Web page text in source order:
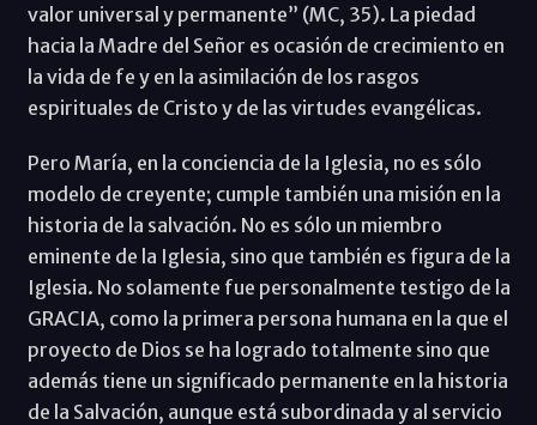
valor universal y permanente” (MC, 35). La piedad
hacia la Madre del Señor es ocasión de crecimiento en
la vida de fe y en la asimilación de los rasgos
espirituales de Cristo y de las virtudes evangélicas.
Pero María, en la conciencia de la Iglesia, no es sólo
modelo de creyente; cumple también una misión en la
historia de la salvación. No es sólo un miembro
eminente de la Iglesia, sino que también es figura de la
Iglesia. No solamente fue personalmente testigo de la
GRACIA, como la primera persona humana en la que el
proyecto de Dios se ha logrado totalmente sino que
además tiene un significado permanente en la historia
de la Salvación, aunque está subordinada y al servicio